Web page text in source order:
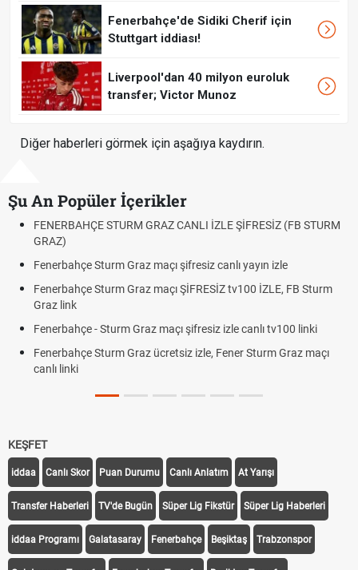
Fenerbahçe'de Sidiki Cherif için
Stuttgart iddiası!
Liverpool'dan 40 milyon euroluk
transfer; Victor Munoz
Diğer haberleri görmek için aşağıya kaydırın.
Şu An Popüler İçerikler
FENERBAHÇE STURM GRAZ CANLI İZLE ŞİFRESİZ (FB STURM
GRAZ)
Fenerbahçe Sturm Graz maçı şifresiz canlı yayın izle
Fenerbahçe Sturm Graz maçı ŞİFRESİZ tv100 İZLE, FB Sturm
Graz link
Fenerbahçe - Sturm Graz maçı şifresiz izle canlı tv100 linki
Fenerbahçe Sturm Graz ücretsiz izle, Fener Sturm Graz maçı
canlı linki
KEŞFET
iddaa Canlı Skor Puan Durumu Canlı Anlatım At Yarışı
Transfer Haberleri TV'de Bugün Süper Lig Fikstür Süper Lig Haberleri
iddaa Programı Galatasaray Fenerbahçe Beşiktaş Trabzonspor